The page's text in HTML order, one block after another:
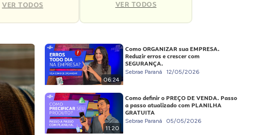
VER TODOS VER TODOS
06:24
Como ORGANIZAR sua EMPRESA.
Reduzir erros e crescer com
SEGURANÇA.
Sebrae Paraná 12/05/2026
11:20
Como definir o PREÇO DE VENDA. Passo
a passo atualizado com PLANILHA
GRATUITA
Sebrae Paraná 05/05/2026